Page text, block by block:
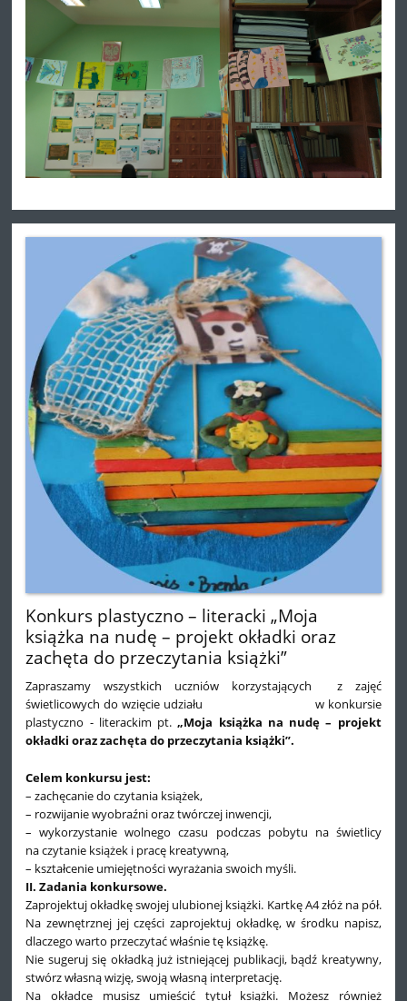
Konkurs plastyczno – literacki „Moja
książka na nudę – projekt okładki oraz
zachęta do przeczytania książki”
Zapraszamy wszystkich uczniów korzystających z zajęć
świetlicowych do wzięcie udziału w konkursie
plastyczno - literackim pt.„Moja książka na nudę – projekt
okładki oraz zachęta do przeczytania książki”.
Celem konkursu jest:
– zachęcanie do czytania książek,
– rozwijanie wyobraźni oraz twórczej inwencji,
– wykorzystanie wolnego czasu podczas pobytu na świetlicy
na czytanie książek i pracę kreatywną,
– kształcenie umiejętności wyrażania swoich myśli.
II. Zadania konkursowe.
Zaprojektuj okładkę swojej ulubionej książki. Kartkę A4 złóż na pół.
Na zewnętrznej jej części zaprojektuj okładkę, w środku napisz,
dlaczego warto przeczytać właśnie tę książkę.
Nie sugeruj się okładką już istniejącej publikacji, bądź kreatywny,
stwórz własną wizję, swoją własną interpretację.
Na okładce musisz umieścić tytuł książki. Możesz również